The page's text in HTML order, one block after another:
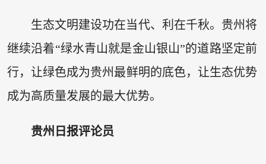
生态文明建设功在当代、利在千秋。贵州将
继续沿着“绿水青山就是金山银山”的道路坚定前
行，让绿色成为贵州最鲜明的底色，让生态优势
成为高质量发展的最大优势。
贵州日报评论员